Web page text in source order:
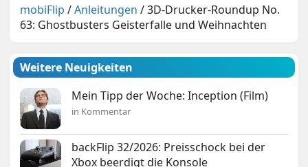
mobiFlip /Anleitungen /3D-Drucker-Roundup No.
63: Ghostbusters Geisterfalle und Weihnachten
Weitere Neuigkeiten
Mein Tipp der Woche: Inception (Film)
in Kommentar
backFlip 32/2026: Preisschock bei der
Xbox beerdigt die Konsole